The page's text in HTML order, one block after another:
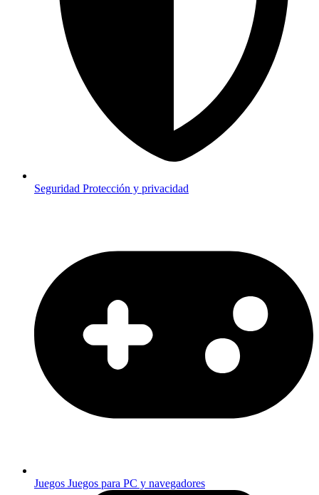
Seguridad Protección y privacidad
Juegos Juegos para PC y navegadores